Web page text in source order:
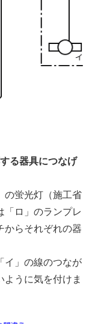
る器具につなげ
の蛍光灯（施工省
「ロ」のランプレ
からそれぞれの器
イ」の線のつなが
ように気を付けま